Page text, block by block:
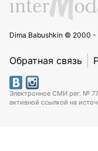
Dima Babushkin © 2000 -
Обратная связь
Электронное СМИ рег. №
активной ссылкой на